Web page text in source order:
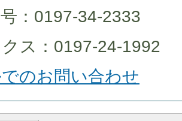
：0197-34-2333
ス：0197-24-1992
のお問い合わせ